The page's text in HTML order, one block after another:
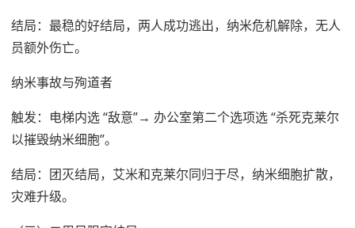
结局：最稳的好结局，两人成功逃出，纳米危机解除，无人
员额外伤亡。
纳米事故与殉道者
触发：电梯内选 “敌意”→ 办公室第二个选项选 “杀死克莱尔
以摧毁纳米细胞”。
结局：团灭结局，艾米和克莱尔同归于尽，纳米细胞扩散，
灾难升级。